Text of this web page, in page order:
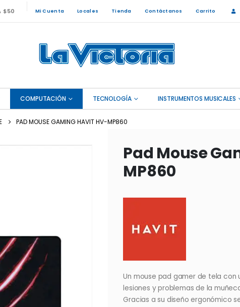
$50 Mi Cuenta Locales Tienda Contáctanos Carrito
COMPUTACIÓN TECNOLOGÍA INSTRUMENTOS MUSICALES
PAD MOUSE GAMING HAVIT HV-MP860
Pad Mouse
MP860
Un mouse pad gamer de tela
lesiones y problemas de la
Gracias a su diseño ergonómico